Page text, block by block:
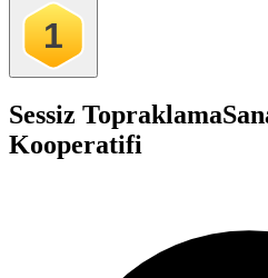
1
Sessiz Topraklama
Kooperatifi